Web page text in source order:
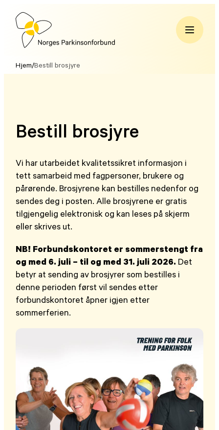
Hopp
innholdNorges
Hjem/Bestill brosjyre
Bestill brosjyre
Vi har utarbeidet kvalitetssikret informasjon i
tett samarbeid med fagpersoner, brukere og
pårørende. Brosjyrene kan bestilles nedenfor og
sendes deg i posten. Alle brosjyrene er gratis
tilgjengelig elektronisk og kan leses på skjerm
eller skrives ut.
NB! Forbundskontoret er sommerstengt fra
og med 6. juli – til og med 31. juli 2026. Det
betyr at sending av brosjyrer som bestilles i
denne perioden først vil sendes etter
forbundskontoret åpner igjen etter
sommerferien.